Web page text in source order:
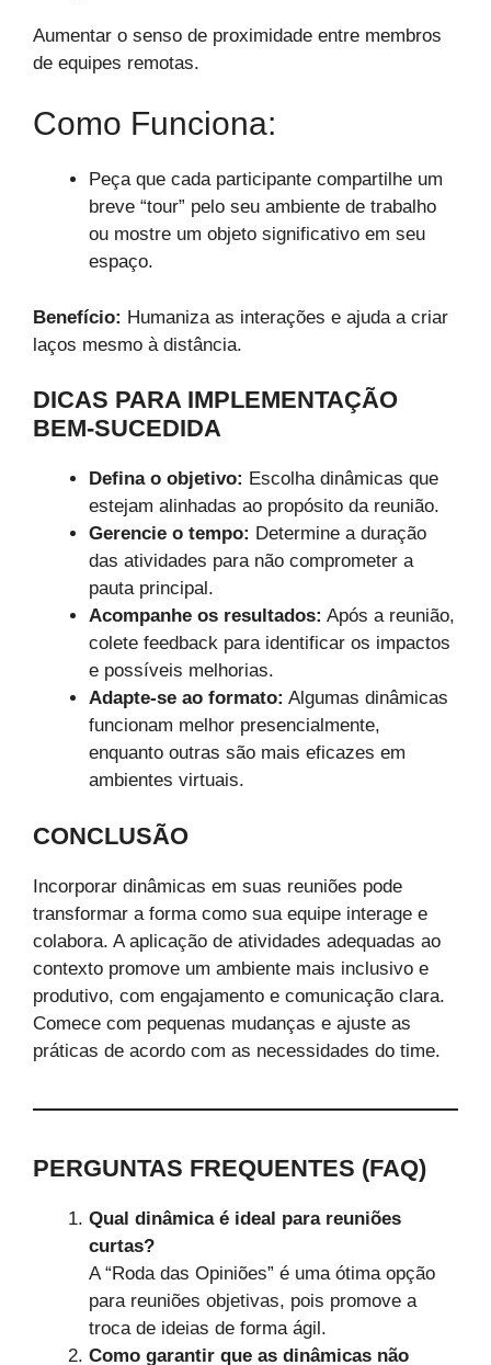
Aumentar o senso de proximidade entre membros
de equipes remotas.
Como Funciona:
Peça que cada participante compartilhe um
breve “tour” pelo seu ambiente de trabalho
ou mostre um objeto significativo em seu
espaço.
Benefício: Humaniza as interações e ajuda a criar
laços mesmo à distância.
DICAS PARA IMPLEMENTAÇÃO
BEM-SUCEDIDA
Defina o objetivo: Escolha dinâmicas que
estejam alinhadas ao propósito da reunião.
Gerencie o tempo: Determine a duração
das atividades para não comprometer a
pauta principal.
Acompanhe os resultados: Após a reunião,
colete feedback para identificar os impactos
e possíveis melhorias.
Adapte-se ao formato: Algumas dinâmicas
funcionam melhor presencialmente,
enquanto outras são mais eficazes em
ambientes virtuais.
CONCLUSÃO
Incorporar dinâmicas em suas reuniões pode
transformar a forma como sua equipe interage e
colabora. A aplicação de atividades adequadas ao
contexto promove um ambiente mais inclusivo e
produtivo, com engajamento e comunicação clara.
Comece com pequenas mudanças e ajuste as
práticas de acordo com as necessidades do time.
PERGUNTAS FREQUENTES (FAQ)
Qual dinâmica é ideal para reuniões
curtas?
A “Roda das Opiniões” é uma ótima opção
para reuniões objetivas, pois promove a
troca de ideias de forma ágil.
Como garantir que as dinâmicas não